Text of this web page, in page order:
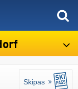
Skipas